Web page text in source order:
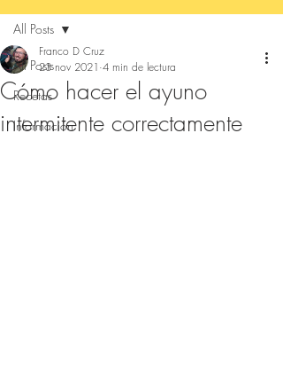
All Posts
Recetas
Información
All Posts
Cómo hacer el ayuno
intermitente correctamente
Franco D Cruz
23 nov 2021 4 min de lectura